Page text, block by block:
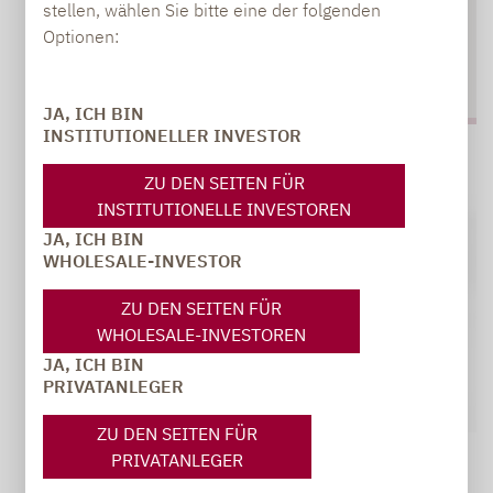
stellen, wählen Sie bitte eine der folgenden
Optionen:
JA, ICH BIN
INSTITUTIONELLER INVESTOR
ZU DEN SEITEN FÜR
INSTITUTIONELLE INVESTOREN
JA, ICH BIN
WHOLESALE-INVESTOR
ZU DEN SEITEN FÜR
WHOLESALE-INVESTOREN
JA, ICH BIN
PRIVATANLEGER
ZU DEN SEITEN FÜR
PRIVATANLEGER
Lupus alpha | leitwolfs view